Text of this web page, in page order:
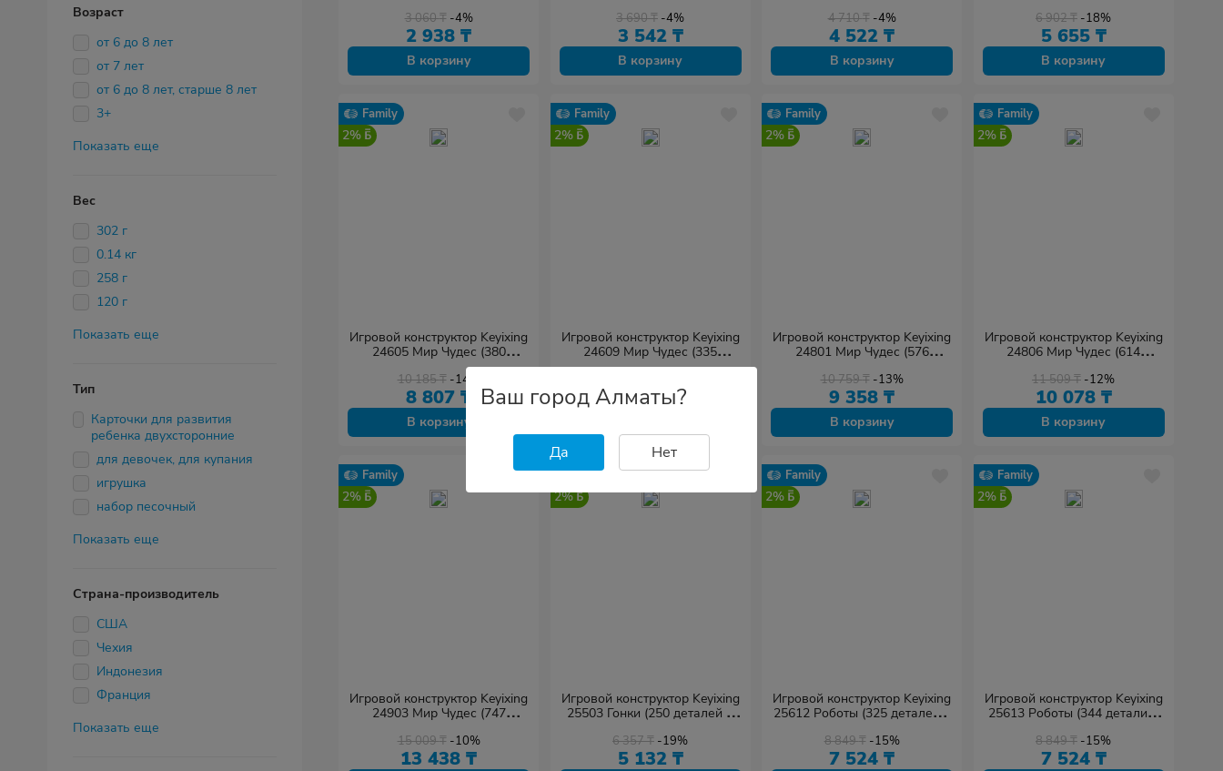
Возраст
от 6 до 8 лет
от 7 лет
от 6 до 8 лет, старше 8 лет
3+
Показать еще
Вес
302 г
0.14 кг
258 г
120 г
Показать еще
Тип
Карточки для развития
ребенка двухсторонние
для девочек, для купания
игрушка
набор песочный
Показать еще
Страна-производитель
США
Чехия
Индонезия
Франция
Показать еще
3 060₸ -4%
2 938 ₸
В корзину
3 690₸ -4%
3 542 ₸
В корзину
4 710₸ -4%
4 522 ₸
В корзину
6 902₸ -18%
5 655 ₸
В корзину
Family
2%
Игровой конструктор Keyixing
24605 Мир Чудес (380
деталей в наборе)
10 185₸ -14%
8 807 ₸
В корзину
Family
2%
Игровой конструктор Keyixing
24609 Мир Чудес (335
деталей в наборе)
9 351₸
Family
2%
Игровой конструктор Keyixing
24801 Мир Чудес (576
10 759₸ -13%
9 358 ₸
В корзину
Family
2%
Игровой конструктор Keyixing
24806 Мир Чудес (614
11 509₸ -12%
10 078 ₸
В корзину
Family
2%
Игровой конструктор Keyixing
24903 Мир Чудес (747
15 009₸ -10%
13 438 ₸
Family
2%
Игровой конструктор Keyixing
25503 Гонки (250 деталей в
6 357₸ -19%
5 132 ₸
Family
2%
Игровой конструктор Keyixing
25612 Роботы (325 деталей в
8 849₸ -15%
7 524 ₸
Family
2%
Игровой конструктор Keyixing
25613 Роботы (344 детали в
8 849₸ -15%
7 524 ₸
Ваш город Алматы?
Да Нет